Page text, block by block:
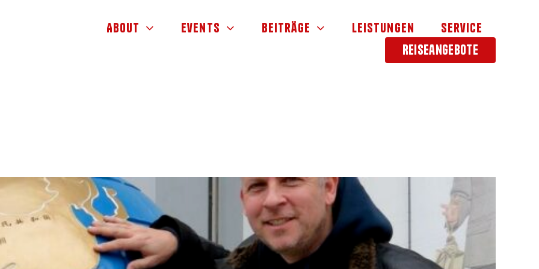
About Events Beiträge Leistungen Service
Reiseangebote